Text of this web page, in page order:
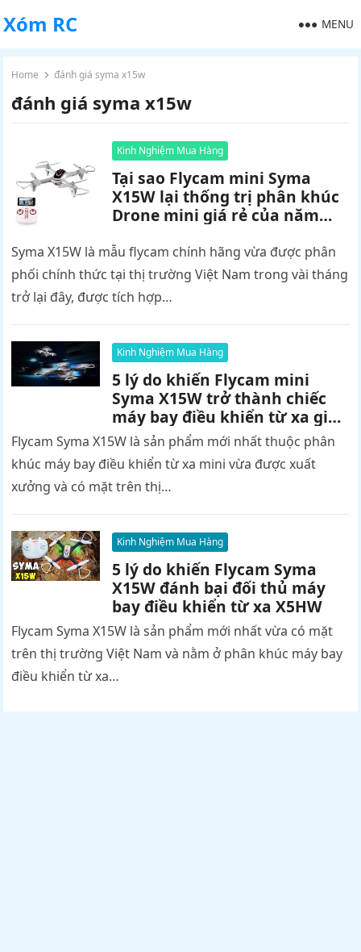
Xóm RC MENU
Home đánh giá syma x15w
đánh giá syma x15w
Kinh Nghiệm Mua Hàng
Tại sao Flycam mini Syma
X15W lại thống trị phân khúc
Drone mini giá rẻ của năm
Syma X15W là mẫu flycam chính hãng vừa được phân
phối chính thức tại thị trường Việt Nam trong vài tháng
trở lại đây, được tích hợp…
Kinh Nghiệm Mua Hàng
5 lý do khiến Flycam mini
Syma X15W trở thành chiếc
máy bay điều khiển từ xa giá
rẻ bán chạy nhất 2017
Flycam Syma X15W là sản phẩm mới nhất thuộc phân
khúc máy bay điều khiển từ xa mini vừa được xuất
xưởng và có mặt trên thị…
Kinh Nghiệm Mua Hàng
5 lý do khiến Flycam Syma
X15W đánh bại đối thủ máy
bay điều khiển từ xa X5HW
Flycam Syma X15W là sản phẩm mới nhất vừa có mặt
trên thị trường Việt Nam và nằm ở phân khúc máy bay
điều khiển từ xa…